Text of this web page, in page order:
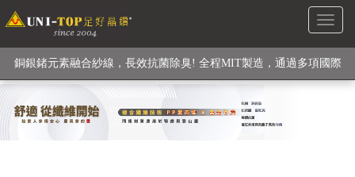
Toggle
級高性能纖維素材), 機能貼身衣物No. 1
銅銀鍺元素融合紗線，長效抗菌除臭! 全程MIT製造，通過多項國際
檢驗
【快來點我】H型銅銀纖維長效PP能量護膝! 支撐. 包覆感. 超透氣.